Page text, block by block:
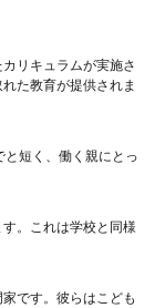
リキュラムが実施さ
た教育が提供されま
短く、働く親にとっ
。これは学校と同様
です。彼らはこども